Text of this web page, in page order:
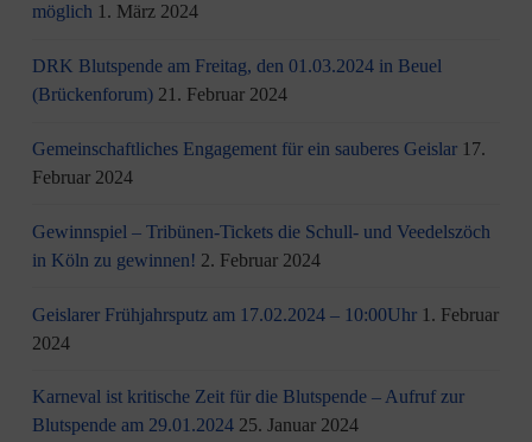
möglich 1. März 2024
DRK Blutspende am Freitag, den 01.03.2024 in Beuel
(Brückenforum) 21. Februar 2024
Gemeinschaftliches Engagement für ein sauberes Geislar 17.
Februar 2024
Gewinnspiel – Tribünen-Tickets die Schull- und Veedelszöch
in Köln zu gewinnen! 2. Februar 2024
Geislarer Frühjahrsputz am 17.02.2024 – 10:00Uhr 1. Februar
2024
Karneval ist kritische Zeit für die Blutspende – Aufruf zur
Blutspende am 29.01.2024 25. Januar 2024